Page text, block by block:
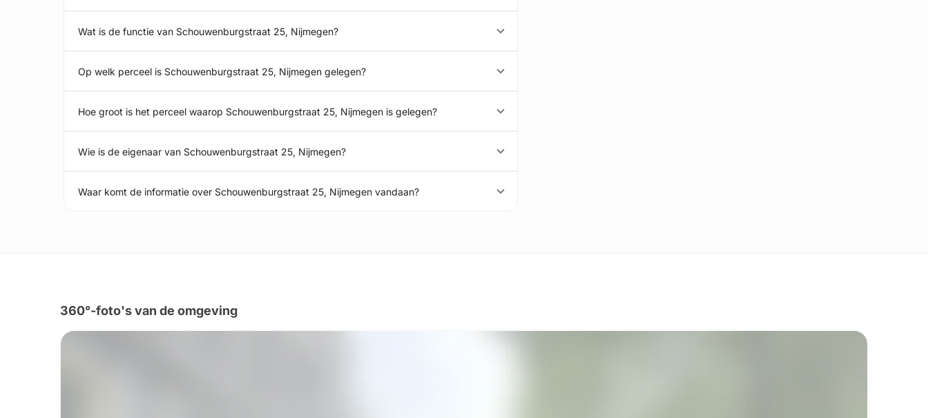
Wat is de functie van Schouwenburgstraat 25, Nijmegen?
Op welk perceel is Schouwenburgstraat 25, Nijmegen gelegen?
Hoe groot is het perceel waarop Schouwenburgstraat 25, Nijmegen is gelegen?
Wie is de eigenaar van Schouwenburgstraat 25, Nijmegen?
Waar komt de informatie over Schouwenburgstraat 25, Nijmegen vandaan?
360°-foto's van de omgeving